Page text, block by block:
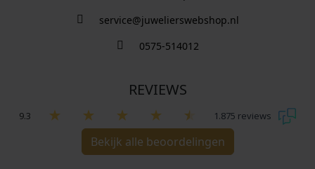
service@juwelierswebshop.nl
0575-514012
REVIEWS
9.3 1.875 reviews
Bekijk alle beoordelingen